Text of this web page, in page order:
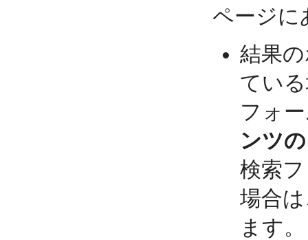
ページに
結果
てい
フォ
ンツ
検索
場合
ます。